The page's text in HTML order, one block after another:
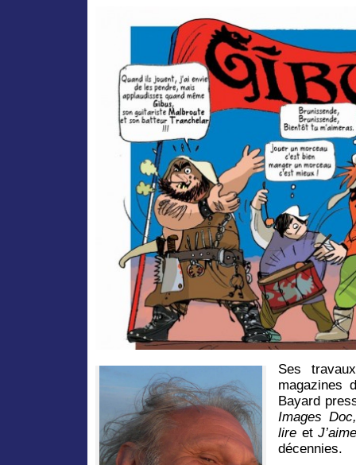
Ses
magazines
Bayard
Images
lire et
décennies.